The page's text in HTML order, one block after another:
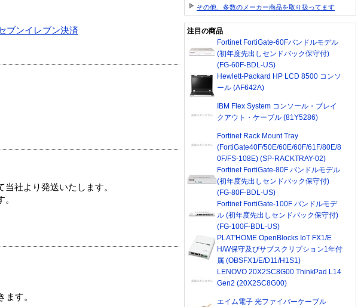
ブンイレブン決済
社より発送いたします。
す。
その他、多数のメーカー商品を取り扱ってます
注目の商品
Fortinet FortiGate-60Fバンドルモデル
(初年度先出しセンドバック保守付)
(FG-60F-BDL-US)
Hewlett-Packard HP LCD 8500 コンソ
ール (AF642A)
IBM Flex System コンソール・ブレイ
クアウト・ケーブル (81Y5286)
Fortinet Rack Mount Tray
(FortiGate40F/50E/60E/60F/61F/80E/8
0F/FS-108E) (SP-RACKTRAY-02)
Fortinet FortiGate-80F バンドルモデル
(初年度先出しセンドバック保守付)
(FG-80F-BDL-US)
Fortinet FortiGate-100F バンドルモデ
ル (初年度先出しセンドバック保守付)
(FG-100F-BDL-US)
PLAT'HOME OpenBlocks IoT FX1/E
H/W保守及びサブスクリプション1年付
属 (OBSFX1/E/D11/H1S1)
LENOVO 20X2SC8G00 ThinkPad L14
Gen2 (20X2SC8G00)
エイム電子 光ファイバーケーブル